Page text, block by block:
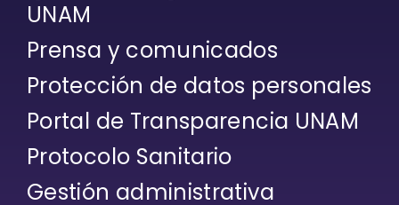
UNAM
Prensa y comunicados
Protección de datos personales
Portal de Transparencia UNAM
Protocolo Sanitario
Gestión administrativa